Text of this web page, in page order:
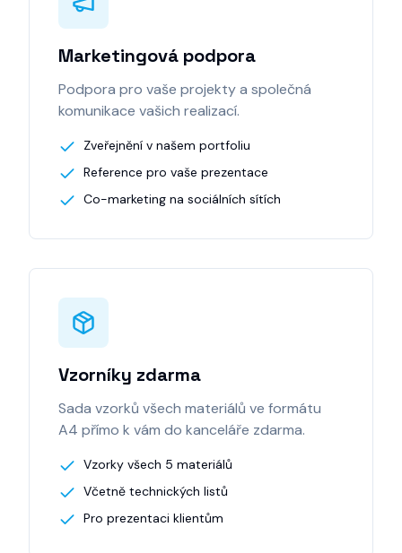
Marketingová podpora
Podpora pro vaše projekty a společná
komunikace vašich realizací.
Zveřejnění v našem portfoliu
Reference pro vaše prezentace
Co-marketing na sociálních sítích
Vzorníky zdarma
Sada vzorků všech materiálů ve formátu
A4 přímo k vám do kanceláře zdarma.
Vzorky všech 5 materiálů
Včetně technických listů
Pro prezentaci klientům